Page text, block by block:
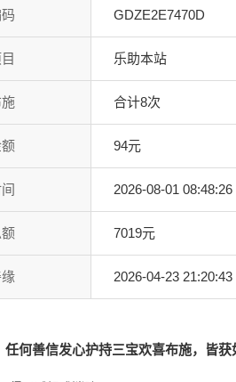
GDZE2E7470D
乐助本站
合计8次
94元
2026-08-01 08:48:26
7019元
2026-04-23 21:20:43
任何善信发心护持三宝欢喜布施，皆